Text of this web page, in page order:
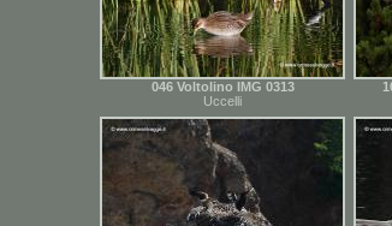
046 Voltolino IMG 0313
Uccelli